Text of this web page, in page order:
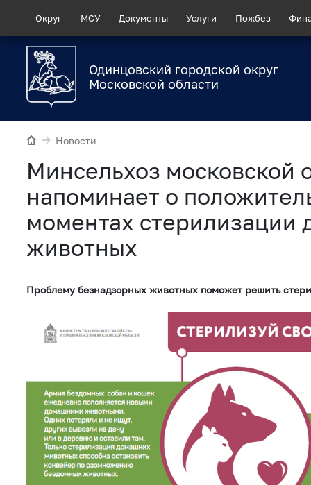
Округ МСУ Документы Услуги Пожбез
Одинцовский городской округ
Московской области
Новости
Минсельхоз московской
напоминает о
моментах стерилизации
животных
Проблему безнадзорных животных поможет решить